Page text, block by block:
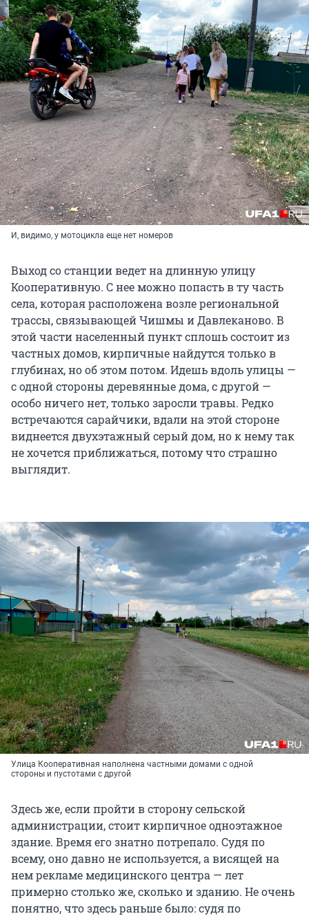
И, видимо, у мотоцикла еще нет номеров
Выход со станции ведет на длинную улицу
Кооперативную. С нее можно попасть в ту часть
села, которая расположена возле региональной
трассы, связывающей Чишмы и Давлеканово. В
этой части населенный пункт сплошь состоит из
частных домов, кирпичные найдутся только в
глубинах, но об этом потом. Идешь вдоль улицы —
с одной стороны деревянные дома, с другой —
особо ничего нет, только заросли травы. Редко
встречаются сарайчики, вдали на этой стороне
виднеется двухэтажный серый дом, но к нему так
не хочется приближаться, потому что страшно
выглядит.
Улица Кооперативная наполнена частными домами с одной
стороны и пустотами с другой
Здесь же, если пройти в сторону сельской
администрации, стоит кирпичное одноэтажное
здание. Время его знатно потрепало. Судя по
всему, оно давно не используется, а висящей на
нем рекламе медицинского центра — лет
примерно столько же, сколько и зданию. Не очень
понятно, что здесь раньше было: судя по